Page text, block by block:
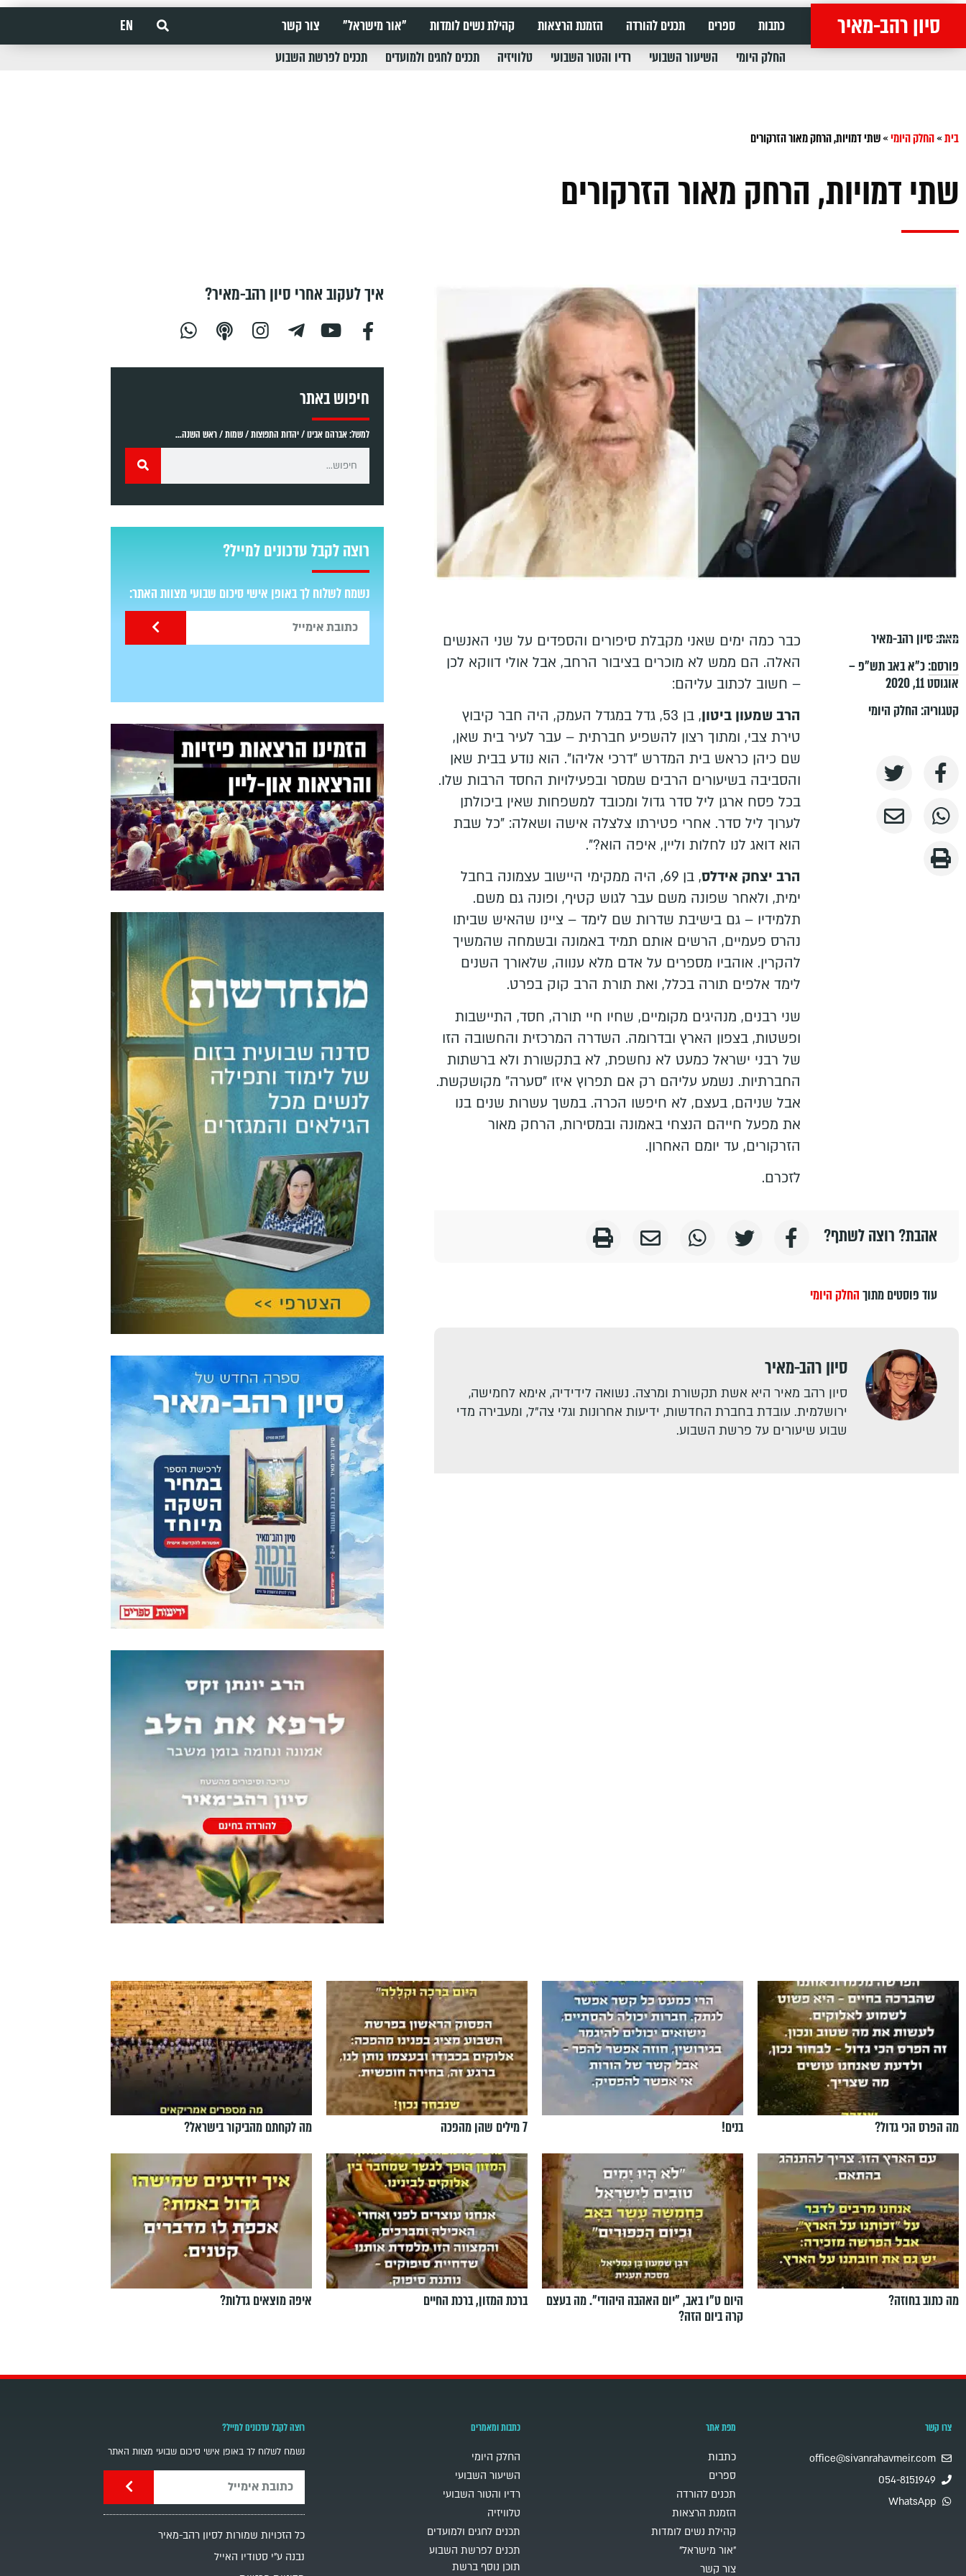
סיון רהב-מאיר כתבות ספרים תכנים להורדה הזמנת הרצאות קהילת נשים לומדות "אור מישראל" צור קשר
EN
החלק היומי
השיעור השבועי רדיו והטור השבועי טלוויזיה תכנים לחגים ולמועדים תכנים לפרשת השבוע
בית»החלק היומי»שתי דמויות, הרחק מאור הזרקורים
שתי דמויות, הרחק מאור הזרקורים
מאת:סיון רהב-מאיר
פורסם:כ״א באב תש״פ –
אוגוסט 11, 2020
קטגוריה:החלק היומי
כבר כמה ימים שאני מקבלת סיפורים והספדים על שני האנשים
האלה. הם ממש לא מוכרים בציבור הרחב, אבל אולי דווקא לכן
– חשוב לכתוב עליהם:
הרב שמעון ביטון
, בן 53, גדל במגדל העמק, היה חבר קיבוץ
טירת צבי, ומתוך רצון להשפיע חברתית – עבר לעיר בית שאן,
שם כיהן כראש בית המדרש "דרכי אליהו". הוא נודע בבית שאן
והסביבה בשיעורים הרבים שמסר ובפעילויות החסד הרבות שלו.
בכל פסח ארגן ליל סדר גדול ומכובד למשפחות שאין ביכולתן
לערוך ליל סדר. אחרי פטירתו צלצלה אישה ושאלה: "כל שבת
הוא דואג לנו לחלות וליין, איפה הוא?".
הרב יצחק אידלס
, בן 69, היה ממקימי היישוב עצמונה בחבל
ימית, ולאחר שפונה משם עבר לגוש קטיף, ופונה גם משם.
תלמידיו – גם בישיבת שדרות שם לימד – ציינו שהאיש שביתו
נהרס פעמיים, הרשים אותם תמיד באמונה ובשמחה שהמשיך
להקרין. אוהביו מספרים על אדם מלא ענווה, שלאורך השנים
לימד אלפים תורה בכלל, ואת תורת הרב קוק בפרט.
שני רבנים, מנהיגים מקומיים, שחיו חיי תורה, חסד, התיישבות
ופשטות, בצפון הארץ ובדרומה. השדרה המרכזית והחשובה הזו
של רבני ישראל כמעט לא נחשפת, לא בתקשורת ולא ברשתות
החברתיות. נשמע עליהם רק אם תפרוץ איזו "סערה" מקושקשת.
אבל שניהם, בעצם, לא חיפשו הכרה. במשך עשרות שנים בנו
את מפעל חייהם הנצחי באמונה ובמסירות, הרחק מאור
הזרקורים, עד יומם האחרון.
לזכרם.
אהבת? רוצה לשתף?
עוד פוסטים מתוךהחלק היומי
סיון רהב-מאיר
סיון רהב מאיר היא אשת תקשורת ומרצה. נשואה לידידיה, אימא לחמישה,
ירושלמית. עובדת בחברת החדשות, ידיעות אחרונות וגלי צה"ל, ומעבירה מדי
שבוע שיעורים על פרשת השבוע.
איך לעקוב אחרי סיון רהב-מאיר?
חיפוש באתר
למשל: אברהם אבינו / יהדות התפוצות / שמות / ראש השנה...
רוצה לקבל עדכונים למייל?
נשמח לשלוח לך באופן אישי סיכום שבועי מצוות האתר:
מה הפרס הכי גדול? בנים! 7 מילים שהן מהפכה מה לקחתם מהביקור בישראל?
מה כתוב בחוזה?
היום ט"ו באב, ”יום האהבה היהודי". מה בעצם
קרה ביום הזה?
ברכת המזון, ברכת החיים איפה מוצאים גדלות?
צרו קשר
office@sivanrahavmeir.com
054-8151949
WhatsApp
מפת אתר
כתבות
ספרים
תכנים להורדה
הזמנת הרצאות
קהילת נשים לומדות
"אור מישראל"
צור קשר
כתבות ומאמרים
החלק היומי
השיעור השבועי
רדיו והטור השבועי
טלוויזיה
תכנים לחגים ולמועדים
תכנים לפרשת השבוע
תוכן נוסף ברשת
רוצה לקבל עדכונים למייל?
נשמח לשלוח לך באופן אישי סיכום שבועי מצוות האתר
כל הזכויות שמורות לסיון רהב-מאיר
נבנה ע"י סטודיו האייל